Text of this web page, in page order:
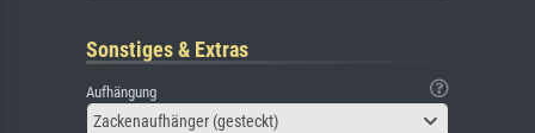
Sonstiges & Extras
Aufhängung
Zackenaufhänger (gesteckt)